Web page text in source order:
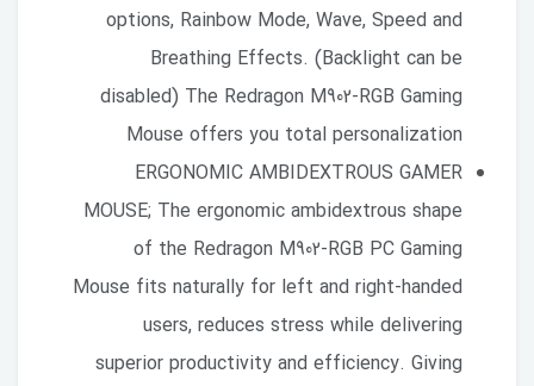
options, Rainbow Mode, Wave, Speed and
Breathing Effects. (Backlight can be
disabled) The Redragon M902-RGB Gaming
Mouse offers you total personalization
ERGONOMIC AMBIDEXTROUS GAMER
MOUSE; The ergonomic ambidextrous shape
of the Redragon M902-RGB PC Gaming
Mouse fits naturally for left and right-handed
users, reduces stress while delivering
superior productivity and efficiency. Giving